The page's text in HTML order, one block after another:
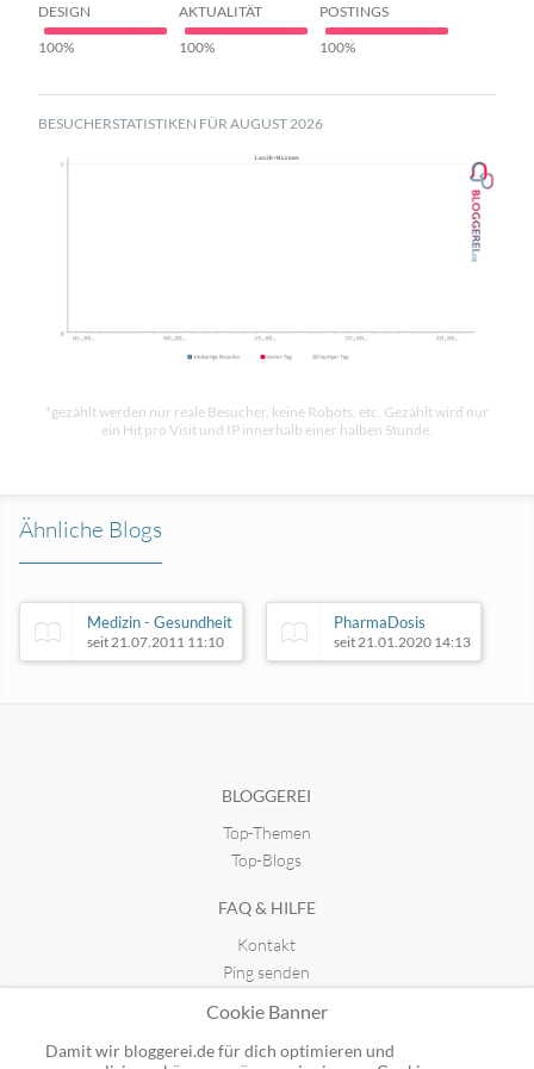
DESIGN
100%
AKTUALITÄT
100%
POSTINGS
100%
BESUCHERSTATISTIKEN FÜR AUGUST 2026
*gezählt werden nur reale Besucher, keine Robots, etc. Gezählt wird nur
ein Hit pro Visit und IP innerhalb einer halben Stunde.
Ähnliche Blogs
Medizin - Gesundheit
seit 21.07.2011 11:10
PharmaDosis
seit 21.01.2020 14:13
Krankenschwester-Blog
BLOGGEREI
Top-Themen
Top-Blogs
FAQ & HILFE
Kontakt
Ping senden
GUTSCHEINE
Cookie Banner
Damit wir bloggerei.de für dich optimieren und